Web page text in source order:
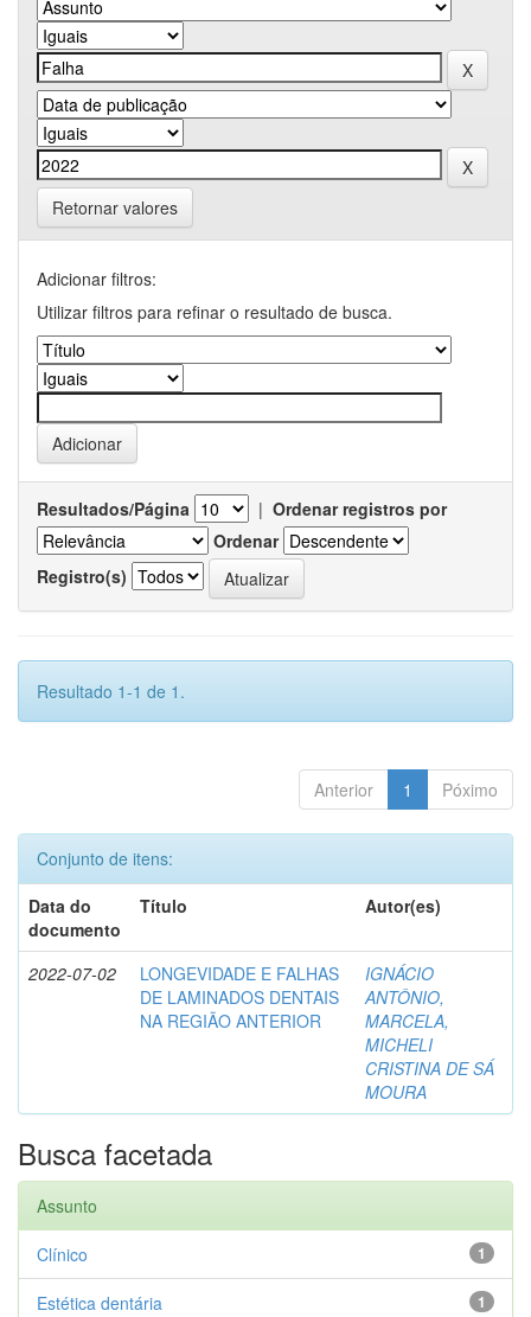
Retornar valores
Adicionar filtros:
Utilizar filtros para refinar o resultado de busca.
Resultados/Página | Ordenar registros por
Ordenar
Registro(s)
Resultado 1-1 de 1.
Anterior 1 Póximo
Conjunto de itens:
Data do
documento
Título Autor(es)
2022-07-02
LONGEVIDADE E FALHAS
DE LAMINADOS DENTAIS
NA REGIÃO ANTERIOR
IGNÁCIO
ANTÔNIO,
MARCELA,
MICHELI
CRISTINA DE SÁ
MOURA
Busca facetada
Assunto
1
Clínico
1
Estética dentária